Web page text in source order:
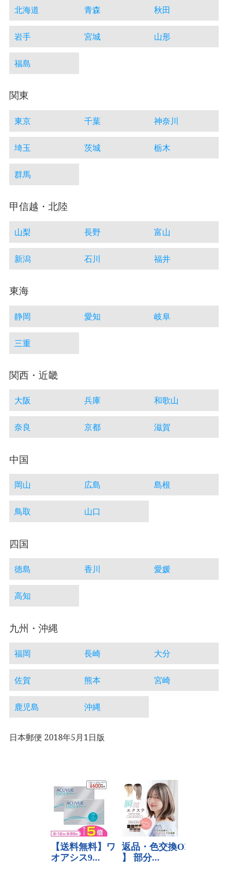
北海道 青森 秋田
岩手 宮城 山形
福島
関東
東京 千葉 神奈川
埼玉 茨城 栃木
群馬
甲信越・北陸
山梨 長野 富山
新潟 石川 福井
東海
静岡 愛知 岐阜
三重
関西・近畿
大阪 兵庫 和歌山
奈良 京都 滋賀
中国
岡山 広島 島根
鳥取 山口
四国
徳島 香川 愛媛
高知
九州・沖縄
福岡 長崎 大分
佐賀 熊本 宮崎
鹿児島 沖縄
日本郵便 2018年5月1日版